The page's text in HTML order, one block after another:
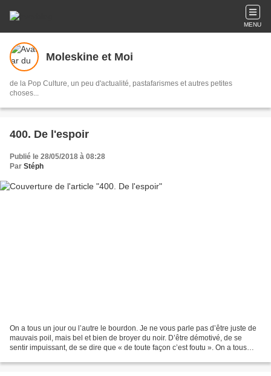
MENU
Moleskine et Moi
de la Pop Culture, un peu d'actualité, pastafarismes et autres petites
choses...
400. De l'espoir
Publié le 28/05/2018 à 08:28
Par Stéph
On a tous un jour ou l’autre le bourdon. Je ne vous parle pas d’être juste de
mauvais poil, mais bel et bien de broyer du noir. D’être démotivé, de se
sentir impuissant, de se dire que « de toute façon c’est foutu ». On a tous